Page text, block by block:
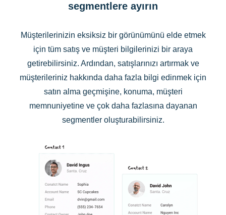
segmentlere ayırın
Müşterilerinizin eksiksiz bir görünümünü elde etmek
için tüm satış ve müşteri bilgilerinizi bir araya
getirebilirsiniz. Ardından, satışlarınızı artırmak ve
müşterileriniz hakkında daha fazla bilgi edinmek için
satın alma geçmişine, konuma, müşteri
memnuniyetine ve çok daha fazlasına dayanan
segmentler oluşturabilirsiniz.